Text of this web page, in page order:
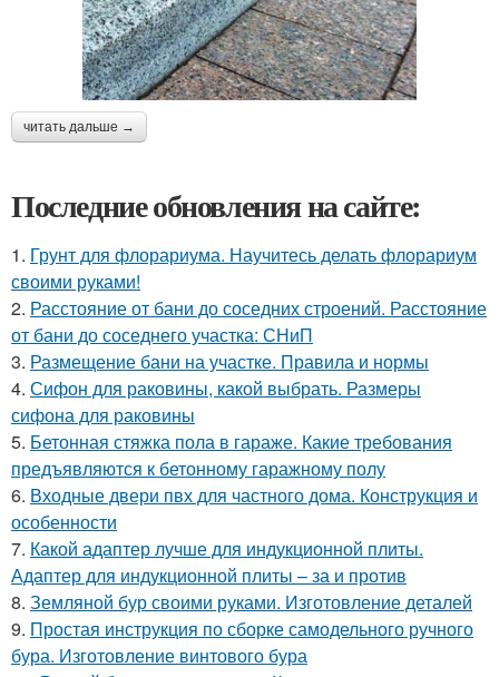
читать дальше →
Последние обновления на сайте:
1. Грунт для флорариума. Научитесь делать флорариум
своими руками!
2. Расстояние от бани до соседних строений. Расстояние
от бани до соседнего участка: СНиП
3. Размещение бани на участке. Правила и нормы
4. Сифон для раковины, какой выбрать. Размеры
сифона для раковины
5. Бетонная стяжка пола в гараже. Какие требования
предъявляются к бетонному гаражному полу
6. Входные двери пвх для частного дома. Конструкция и
особенности
7. Какой адаптер лучше для индукционной плиты.
Адаптер для индукционной плиты – за и против
8. Земляной бур своими руками. Изготовление деталей
9. Простая инструкция по сборке самодельного ручного
бура. Изготовление винтового бура